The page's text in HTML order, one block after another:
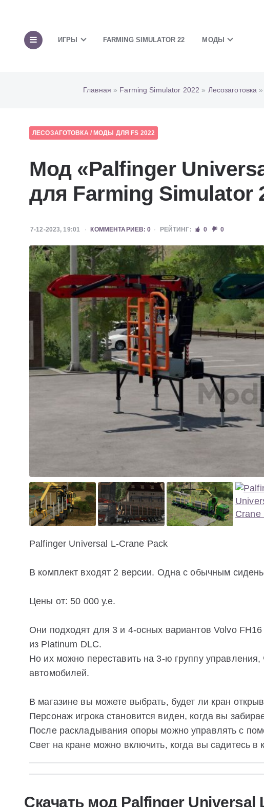
ИГРЫ FARMING SIMULATOR 22 МОДЫ
Главная » Farming Simulator 2022 » Лесозаготовка
ЛЕСОЗАГОТОВКА/ МОДЫ ДЛЯ FS 2022
Мод «Palfinger
для Farming Simulator
7-12-2023, 19:01 КОММЕНТАРИЕВ: 0 РЕЙТИНГ: 0 0
Palfinger Universal L-Crane Pack
В комплект входят 2 версии. Одна с обычным
Цены от: 50 000 у.е.
Они подходят для 3 и 4-осных вариантов Volvo
из Platinum DLC.
Но их можно переставить на 3-ю группу
автомобилей.
В магазине вы можете выбрать, будет ли кран
Персонаж игрока становится виден, когда вы
После раскладывания опоры можно управлять с
Свет на кране можно включить, когда вы садитесь в
Скачать мод Palfinger Universal